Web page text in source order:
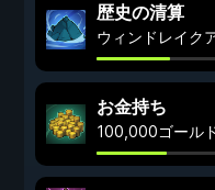
歴史の清算
ウィンドレイク
お金持ち
100,000ゴール